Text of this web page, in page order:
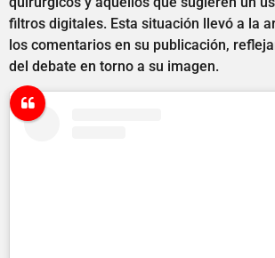
filtros digitales. Esta situación llevó a la
los comentarios en su publicación,
del debate en torno a su imagen.